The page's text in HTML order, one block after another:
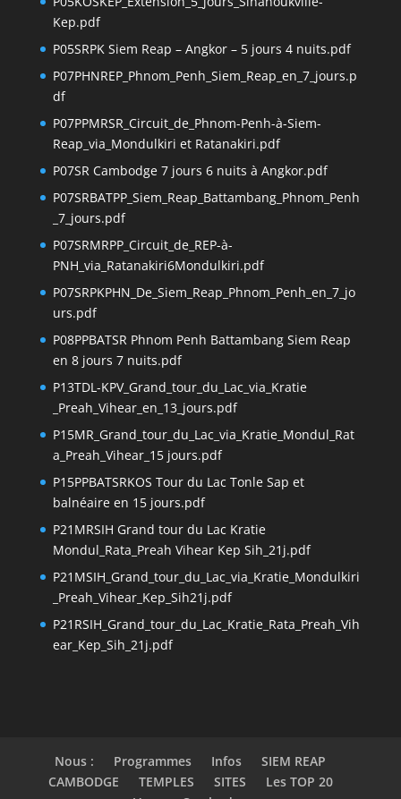
Kep.pdf
P05SRPK Siem Reap – Angkor – 5 jours 4 nuits.pdf
P07PHNREP_Phnom_Penh_Siem_Reap_en_7_jours.p
df
P07PPMRSR_Circuit_de_Phnom-Penh-à-Siem-
Reap_via_Mondulkiri et Ratanakiri.pdf
P07SR Cambodge 7 jours 6 nuits à Angkor.pdf
P07SRBATPP_Siem_Reap_Battambang_Phnom_Penh
_7_jours.pdf
P07SRMRPP_Circuit_de_REP-à-
PNH_via_Ratanakiri6Mondulkiri.pdf
P07SRPKPHN_De_Siem_Reap_Phnom_Penh_en_7_jo
urs.pdf
P08PPBATSR Phnom Penh Battambang Siem Reap
en 8 jours 7 nuits.pdf
P13TDL-KPV_Grand_tour_du_Lac_via_Kratie
_Preah_Vihear_en_13_jours.pdf
P15MR_Grand_tour_du_Lac_via_Kratie_Mondul_Rat
a_Preah_Vihear_15 jours.pdf
P15PPBATSRKOS Tour du Lac Tonle Sap et
balnéaire en 15 jours.pdf
P21MRSIH Grand tour du Lac Kratie
Mondul_Rata_Preah Vihear Kep Sih_21j.pdf
P21MSIH_Grand_tour_du_Lac_via_Kratie_Mondulkiri
_Preah_Vihear_Kep_Sih21j.pdf
P21RSIH_Grand_tour_du_Lac_Kratie_Rata_Preah_Vih
ear_Kep_Sih_21j.pdf
Nous : Programmes Infos
SIEM REAP
CAMBODGE
TEMPLES SITES
Les TOP 20